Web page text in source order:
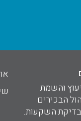
והשמת
הבכירים
ובדיקת השקעות.